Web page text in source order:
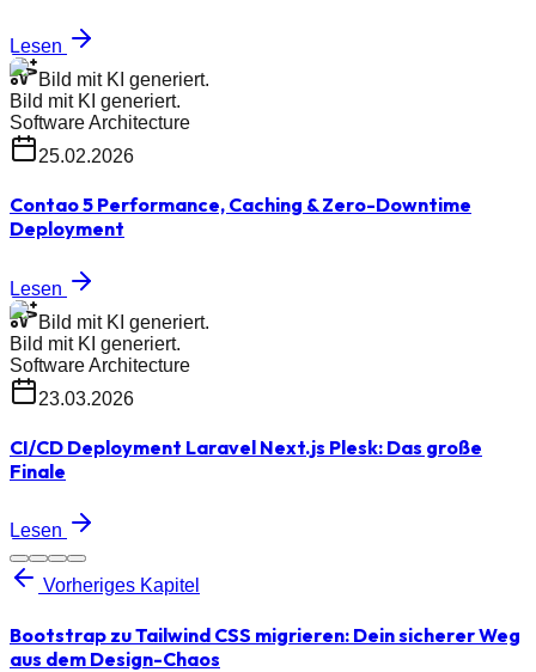
Lesen
Bild mit KI generiert.
Bild mit KI generiert.
Software Architecture
25.02.2026
Contao 5 Performance, Caching & Zero-Downtime
Deployment
Lesen
Bild mit KI generiert.
Bild mit KI generiert.
Software Architecture
23.03.2026
CI/CD Deployment Laravel Next.js Plesk: Das große
Finale
Lesen
Vorheriges Kapitel
Bootstrap zu Tailwind CSS migrieren: Dein sicherer Weg
aus dem Design-Chaos